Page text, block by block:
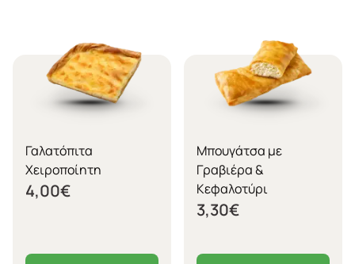
Γαλατόπιτα
Χειροποίητη
4,00€
Μπουγάτσα με
Γραβιέρα &
Κεφαλοτύρι
3,30€